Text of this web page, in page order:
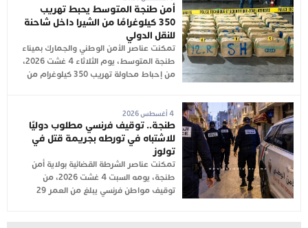
أمن طنجة المتوسط يحبط تهريب
350 كيلوغرامًا من الشيرا داخل شاحنة
للنقل الدولي
تمكنت عناصر الأمن الوطني والجمارك بميناء
طنجة المتوسط، يوم الثلاثاء 4 غشت 2026،
من إحباط محاولة تهريب 350 كيلوغرام من
4 أغسطس 2026
طنجة.. توقيف فرنسي مطلوب دوليًا
للاشتباه في تورطه بجريمة قتل في
تولوز
تمكنت عناصر الشرطة القضائية بولاية أمن
طنجة، يومه السبت 4 غشت 2026، من
توقيف مواطن فرنسي يبلغ من العمر 29